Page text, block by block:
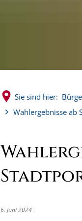
Sie sind hier:
Wahlergebnisse ab
6. Juni 2024